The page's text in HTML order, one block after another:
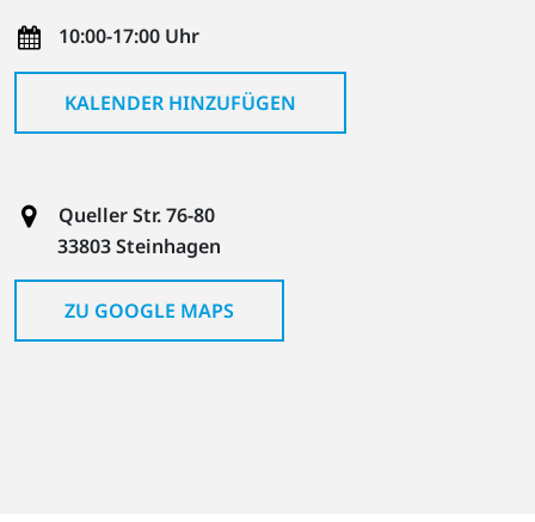
10:00-17:00 Uhr
KALENDER HINZUFÜGEN
Queller Str. 76-80
33803 Steinhagen
ZU GOOGLE MAPS